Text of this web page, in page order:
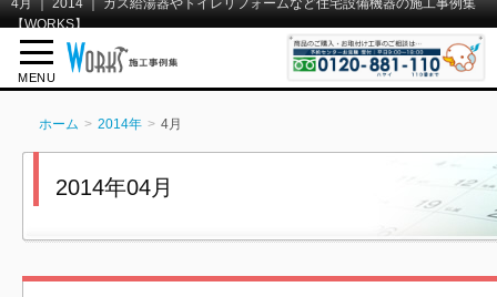
4月 ｜ 2014 ｜ ガス給湯器やトイレリフォームなど住宅設備機器の施工事例集
【WORKS】
MENU
ホーム 2014年 4月
2014年04月